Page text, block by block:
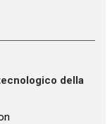
della